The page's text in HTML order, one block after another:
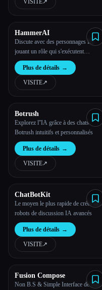
Esc
VISITE↗︎
HammerAI
Discute avec des personnages IA
jouant un rôle qui s'exécutent
localement sur ton navigateur ou sur
une application de bureau. C'est
100 % gratuit et totalement privé.
Plus de détails →
VISITE↗︎
Botrush
Explorez l''IA grâce à des chats
Botrush intuitifs et personnalisés
Plus de détails →
VISITE↗︎
ChatBotKit
Le moyen le plus rapide de créer des
robots de discussion IA avancés
Plus de détails →
VISITE↗︎
Fusion Compose
Non B.S & Simple Interface de chat